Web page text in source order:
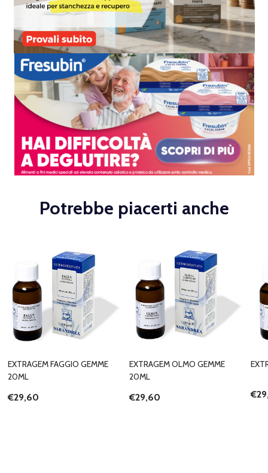
Potrebbe piacerti anche
EXTRAGEM FAGGIO GEMME
20ML
€29,60
EXTRAGEM OLMO GEMME
20ML
€29,60